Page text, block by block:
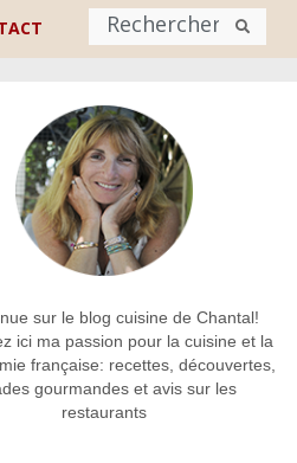
Nom
*
sur le blog cuisine de Chantal!
ici ma passion pour la cuisine et la
française: recettes, découvertes,
gourmandes et avis sur les
restaurants